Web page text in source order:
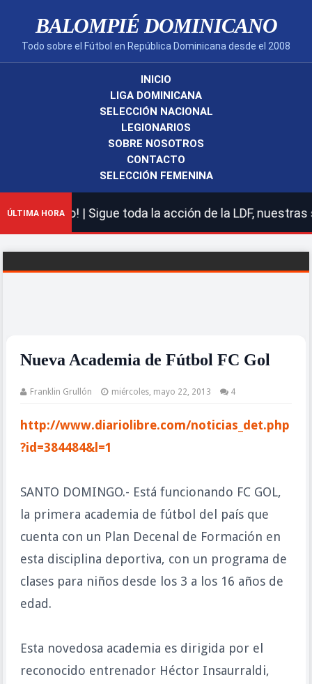
BALOMPIÉ DOMINICANO
Todo sobre el Fútbol en República Dominicana desde el 2008
INICIO
LIGA DOMINICANA
SELECCIÓN NACIONAL
LEGIONARIOS
SOBRE NOSOTROS
CONTACTO
SELECCIÓN FEMENINA
ÚLTIMA HORA| Sigue toda la acción de la LDF, nuestras
Nueva Academia de Fútbol FC Gol
Franklin Grullón miércoles, mayo 22, 2013 4
http://www.diariolibre.com/noticias_det.php
?id=384484&l=1
SANTO DOMINGO.- Está funcionando FC GOL,
la primera academia de fútbol del país que
cuenta con un Plan Decenal de Formación en
esta disciplina deportiva, con un programa de
clases para niños desde los 3 a los 16 años de
edad.
Esta novedosa academia es dirigida por el
reconocido entrenador Héctor Insaurraldi,